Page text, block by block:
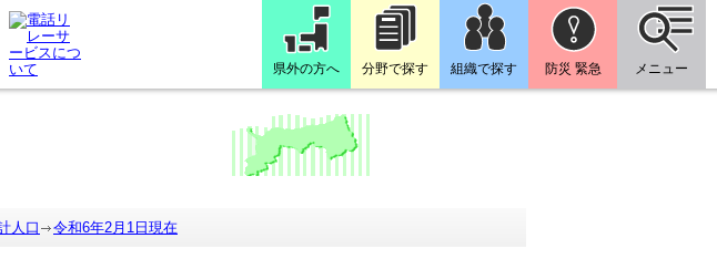
県外の方へ 分野で探す 組織で探す 防災 緊急 メニュー
人口 令和6年2月1日現在